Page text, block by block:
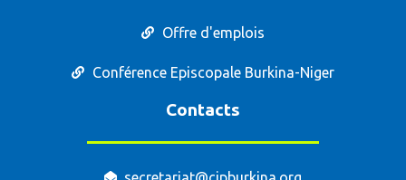
Offre d'emplois
Conférence Episcopale Burkina-Niger
Contacts